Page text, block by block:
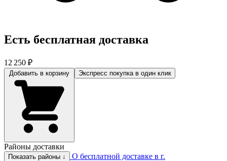
Есть бесплатная доставка
12 250 ₽
Экспресс покупка в один клик
Районы доставки
Показать районы ↓
О бесплатной доставке в г.